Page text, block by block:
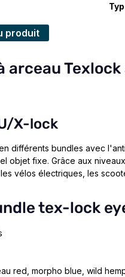
produit
X-lock
différents bundles avec
objet fixe. Grâce aux
vélos électriques, les
tex-lock
red, morpho blue, wild